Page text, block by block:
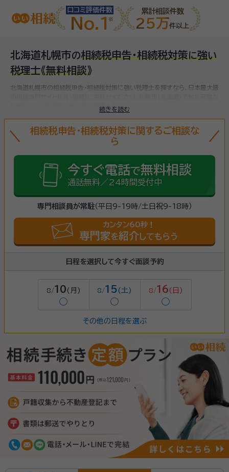
口コミ評価件数
No.1
累計相談件数
25万件以上
北海道札幌市の相続税申告・相続税対策に強い
税理士《無料相談》
続きを読む
北海道札幌市の相続税申告・相続税対策に強い税理士を探すなら、日本最大級
相続税申告・相続税対策に強い税理士をお探しいただけます。
相続税申告・相続税対策に関するご相談な
ら
今すぐ電話で無料相談
通話無料／24時間受付中
専門相談員が常駐（平日9-19時/土日祝9-18時）
カンタン60秒！
専門家を紹介 してもらう
日程を選択して今すぐ面談予約
8/10 (月)
◯
8/15(土)
◯
8/16 (日)
◯
その他の日程を選ぶ